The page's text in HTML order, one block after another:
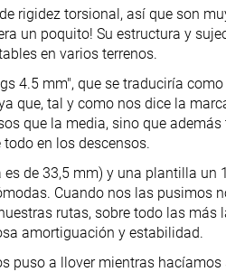
rigidez torsional, así que son
un poquito! Su estructura y
en varios terrenos.
4.5 mm", que se traduciría
que, tal y como nos dice la
que la media, sino que
en los descensos.
de 33,5 mm) y una plantilla un
Cuando nos las pusimos
rutas, sobre todo las más
amortiguación y estabilidad.
puso a llover mientras hacíamos